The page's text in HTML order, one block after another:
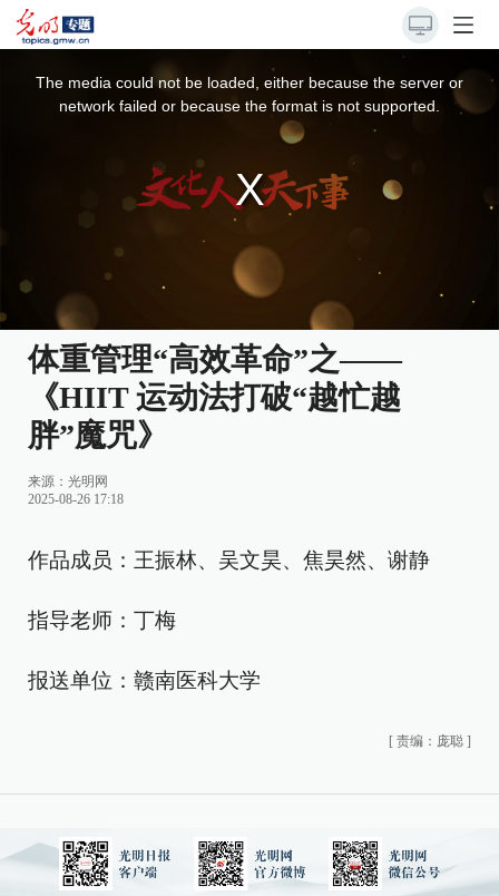
The media could not be loaded, either because the server or
network failed or because the format is not supported.
体重管理“高效革命”之——
《HIIT 运动法打破“越忙越
胖”魔咒》
来源： 光明网
2025-08-26 17:18
作品成员：王振林、吴文昊、焦昊然、谢静
指导老师：丁梅
报送单位：赣南医科大学
[ 责编：庞聪 ]